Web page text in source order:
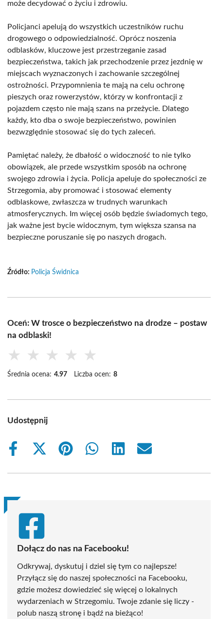
może decydować o życiu i zdrowiu.
Policjanci apelują do wszystkich uczestników ruchu
drogowego o odpowiedzialność. Oprócz noszenia
odblasków, kluczowe jest przestrzeganie zasad
bezpieczeństwa, takich jak przechodzenie przez jezdnię w
miejscach wyznaczonych i zachowanie szczególnej
ostrożności. Przypomnienia te mają na celu ochronę
pieszych oraz rowerzystów, którzy w konfrontacji z
pojazdem często nie mają szans na przeżycie. Dlatego
każdy, kto dba o swoje bezpieczeństwo, powinien
bezwzględnie stosować się do tych zaleceń.
Pamiętać należy, że dbałość o widoczność to nie tylko
obowiązek, ale przede wszystkim sposób na ochronę
swojego zdrowia i życia. Policja apeluje do społeczności ze
Strzegomia, aby promować i stosować elementy
odblaskowe, zwłaszcza w trudnych warunkach
atmosferycznych. Im więcej osób będzie świadomych tego,
jak ważne jest bycie widocznym, tym większa szansa na
bezpieczne poruszanie się po naszych drogach.
Źródło: Policja Świdnica
Oceń: W trosce o bezpieczeństwo na drodze – postaw
na odblaski!
★ ★ ★ ★ ★
Średnia ocena: 4.97 Liczba ocen: 8
Udostępnij
Share
Share
(Twitter)
Share
Share
Share
Share
Dołącz do nas na Facebooku!
Odkrywaj, dyskutuj i dziel się tym co najlepsze!
Przyłącz się do naszej społeczności na Facebooku,
gdzie możesz dowiedzieć się więcej o lokalnych
wydarzeniach w Strzegomiu. Twoje zdanie się liczy -
polub naszą stronę i bądź na bieżąco!